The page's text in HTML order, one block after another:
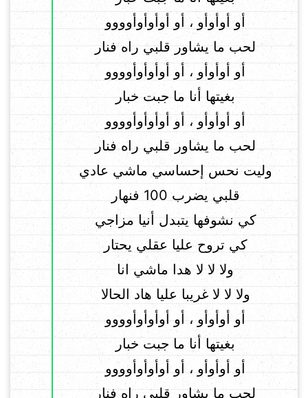
أو أوأوأو ، أو أوأوأوأوووو
لحب ما يشاور قلبي راه فنار
أو أوأوأو ، أو أوأوأوأوووو
بغيتها أنا ما جبت خبار
أو أوأوأو ، أو أوأوأوأوووو
لحب ما يشاور قلبي راه فنار
وليت نحس إحساسي ماشي عادي
قلبي يضرب 100 فنهار
كي نشوفها يتبدل أنيا مزاجي
كي تروح عليا عقلي يحتار
ولا لا لا هدا ماشي انا
ولا لا لا غريبا عليا هاد الحالا
أو أوأوأو ، أو أوأوأوأوووو
بغيتها أنا ما جبت خبار
أو أوأوأو ، أو أوأوأوأوووو
لحب ما يشاور قلبي راه فنار